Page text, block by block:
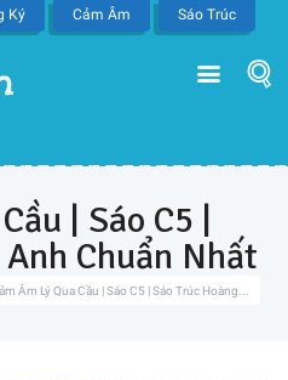
Ký Cảm Âm Sáo Trúc
Âm Lý Qua Cầu | Sáo C5 | Sáo Trúc Hoàng...
| Sáo C5 |
Chuẩn Nhất